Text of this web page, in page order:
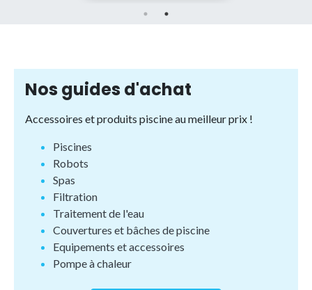
Nos guides d'achat
Accessoires et produits piscine au meilleur prix !
Piscines
Robots
Spas
Filtration
Traitement de l'eau
Couvertures et bâches de piscine
Equipements et accessoires
Pompe à chaleur